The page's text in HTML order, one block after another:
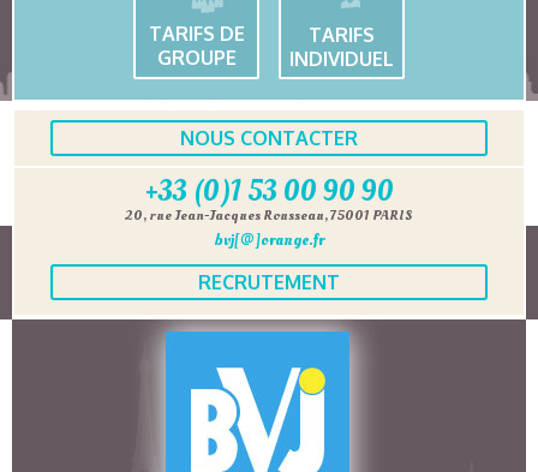
TARIFS DE
GROUPE
TARIFS
INDIVIDUEL
NOUS CONTACTER
+33 (0)1 53 00 90 90
20, rue Jean-Jacques Rousseau, 75001 PARIS
bvj[@]orange.fr
RECRUTEMENT